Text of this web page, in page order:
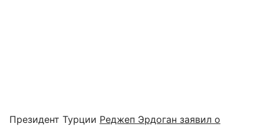
Президент Турции Реджеп Эрдоган заявил о